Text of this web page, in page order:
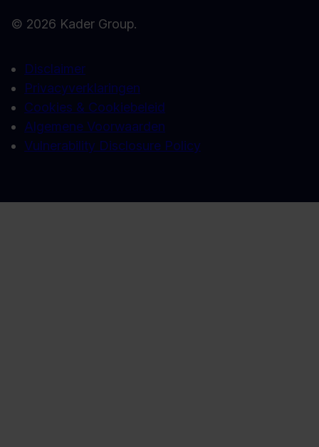
© 2026 Kader Group.
Disclaimer
Privacyverklaringen
Cookies & Cookiebeleid
Algemene Voorwaarden
Vulnerability Disclosure Policy